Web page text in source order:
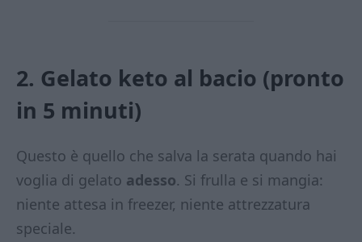
2. Gelato keto al bacio (pronto
in 5 minuti)
Questo è quello che salva la serata quando hai
voglia di gelato adesso. Si frulla e si mangia:
niente attesa in freezer, niente attrezzatura
speciale.